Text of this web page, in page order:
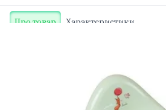
Про товар Характеристики